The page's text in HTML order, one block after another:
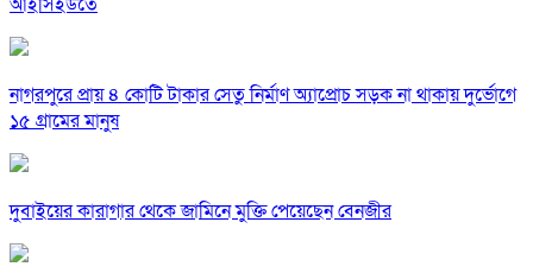
নাগরপুরে প্রায় ৪ কোটি টাকার সেতু নির্মাণ অ্যাপ্রোচ সড়ক না থাকায় দুর্ভোগে
১৫ গ্রামের মানুষ
দুবাইয়ের কারাগার থেকে জামিনে মুক্তি পেয়েছেন বেনজীর